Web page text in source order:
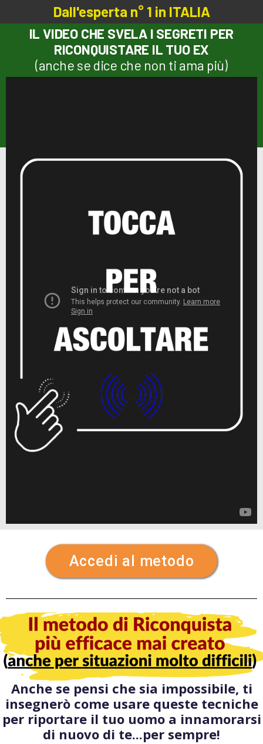
Dall'esperta n° 1 in ITALIA
IL VIDEO CHE SVELA I SEGRETI PER
RICONQUISTARE IL TUO EX
(anche se dice che non ti ama più)
Accedi al metodo
Anche se pensi che sia impossibile, ti
insegnerò come usare queste tecniche
per riportare il tuo uomo a innamorarsi
di nuovo di te...per sempre!